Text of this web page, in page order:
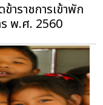
าราชการเข้าพัก
พ.ศ. 2560